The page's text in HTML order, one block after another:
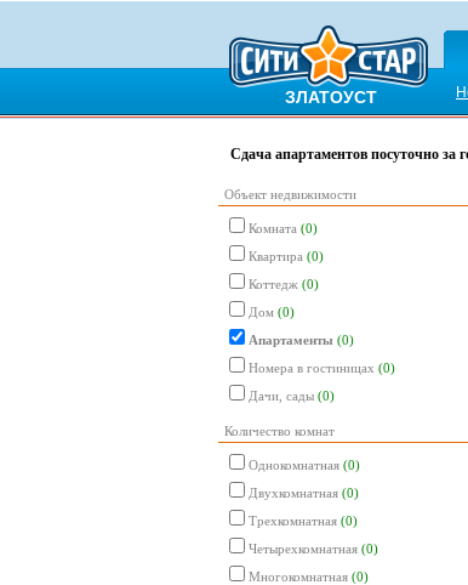
ЗЛАТОУСТ
Сдача апартаментов посуточно за
Объект недвижимости
Комната (0)
Квартира (0)
Коттедж (0)
Дом (0)
Апартаменты (0)
Номера в гостиницах (0)
Дачи, сады (0)
Количество комнат
Однокомнатная (0)
Двухкомнатная (0)
Трехкомнатная (0)
Четырехкомнатная (0)
Многокомнатная (0)